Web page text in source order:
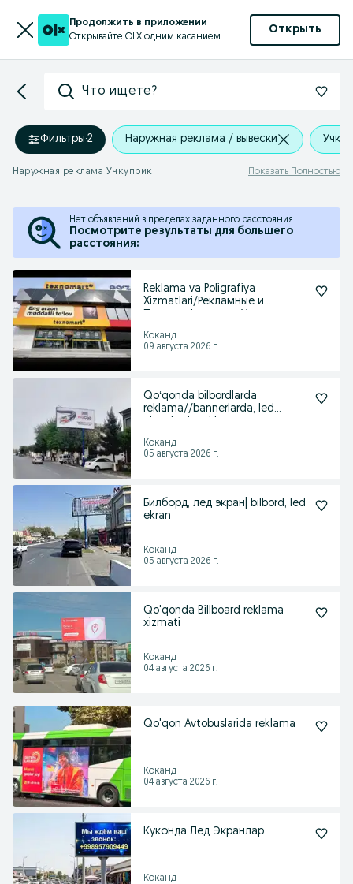
Продолжить в приложении
Открывайте OLX одним касанием
Открыть
Что ищете?
Фильтры·2 Наружная реклама / вывески
Наружная реклама Учкуприк Показать Полностью
Нет объявлений в пределах заданного расстояния.
Посмотрите результаты для большего
расстояния:
Reklama va Poligrafiya
Xizmatlari/Рекламные и
Коканд
09 августа 2026 г.
Qoʻqonda bilbordlarda
reklama//bannerlarda, led
Коканд
05 августа 2026 г.
Билборд, лед экран| bilbord, led
ekran
Коканд
05 августа 2026 г.
Qo'qonda Billboard reklama
xizmati
Коканд
04 августа 2026 г.
Qo'qon Avtobuslarida reklama
Коканд
04 августа 2026 г.
Куконда Лед Экранлар
Коканд